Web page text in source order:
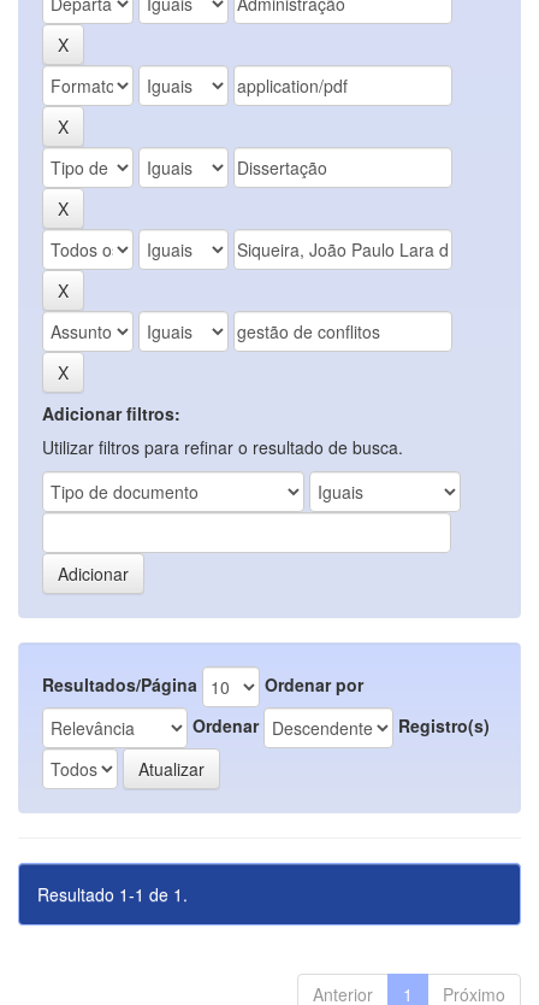
Adicionar filtros:
Utilizar filtros para refinar o resultado de busca.
Resultados/Página
Ordenar por
Ordenar
Registro(s)
Resultado 1-1 de 1.
Anterior 1 Próximo